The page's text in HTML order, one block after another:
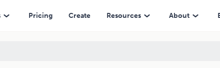
Pricing Create Resources About